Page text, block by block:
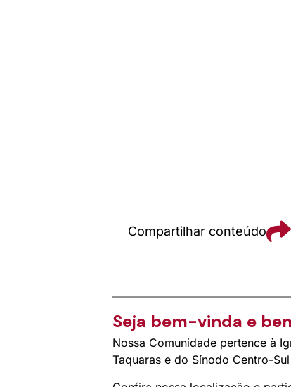
Compartilhar conteúdo
Seja bem-vinda e
Nossa Comunidade pertence à
Taquaras e do Sínodo Centro-